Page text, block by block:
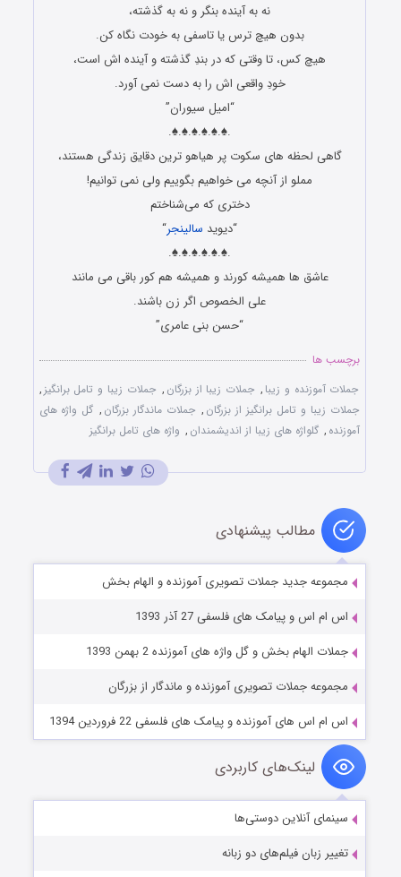
نه به آینده بنگر و نه به گذشته،
بدون هیچ ترس یا تاسفی به خودت نگاه کن.
هیچ کس، تا وقتی که در بندِ گذشته و آینده اش است،
خودِ واقعی اش را به دست نمی آورد.
“امیل سیوران”
.♠.♠.♠.♠.♠.♠.
گاهی لحظه های سکوت پر هیاهو ترین دقایق زندگی هستند،
مملو از آنچه می خواهیم بگوییم ولی نمی توانیم!
دختری که می‌شناختم
“دیوید سالینجر“
.♠.♠.♠.♠.♠.♠.
عاشق ها همیشه کورند و همیشه هم کور باقی می مانند
علی الخصوص اگر زن باشند.
“حسن بنی عامری”
برچسب ها
جملات آموزنده و زیبا , جملات زیبا از بزرگان , جملات زیبا و تامل برانگیز ,
جملات زیبا و تامل برانگیز از بزرگان , جملات ماندگار بزرگان , گل واژه های
آموزنده , گلواژه های زیبا از اندیشمندان , واژه های تامل برانگیز
مطالب پیشنهادی
مجموعه جدید جملات تصویری آموزنده و الهام بخش
اس ام اس و پیامک های فلسفی 27 آذر 1393
جملات الهام بخش و گل واژه های آموزنده 2 بهمن 1393
مجموعه جملات تصویری آموزنده و ماندگار از بزرگان
اس ام اس های آموزنده و پیامک های فلسفی 22 فروردین 1394
لینک‌های کاربردی
سینمای آنلاین دوستی‌ها
تغییر زبان فیلم‌های دو زبانه